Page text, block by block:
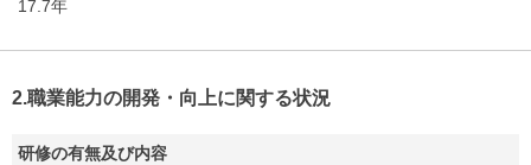
17.7年
2.職業能力の開発・向上に関する状況
研修の有無及び内容